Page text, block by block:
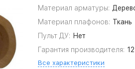
Материал арматуры:
Материал плафонов: Ткань
Пульт ДУ: Нет
Гарантия производителя:
Все характеристики